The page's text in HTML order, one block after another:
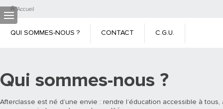
Accueil
QUI SOMMES-NOUS ? CONTACT C.G.U.
Qui sommes-nous ?
Afterclasse est né d’une envie : rendre l’éducation accessible à